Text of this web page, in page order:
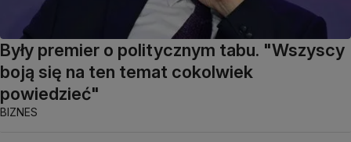
Były premier o politycznym tabu. "Wszyscy
boją się na ten temat cokolwiek
powiedzieć"
BIZNES